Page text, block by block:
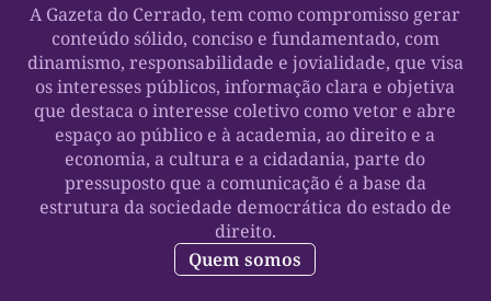
A Gazeta do Cerrado, tem como compromisso gerar
conteúdo sólido, conciso e fundamentado, com
dinamismo, responsabilidade e jovialidade, que visa
os interesses públicos, informação clara e objetiva
que destaca o interesse coletivo como vetor e abre
espaço ao público e à academia, ao direito e a
economia, a cultura e a cidadania, parte do
pressuposto que a comunicação é a base da
estrutura da sociedade democrática do estado de
direito.
Quem somos